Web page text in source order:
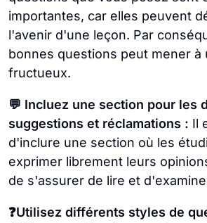
importantes, car elles peuvent
l'avenir d'une leçon. Par
bonnes questions peut mener à
fructueux.
💬 Incluez une section pour les
suggestions et réclamations : Il
d'inclure une section où les
exprimer librement leurs
de s'assurer de lire et
❓Utilisez différents styles de